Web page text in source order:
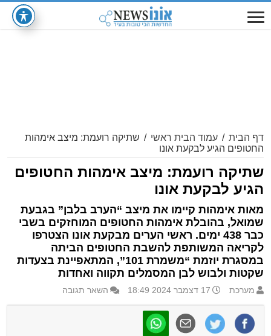
דף הבית / עמוד הבית ראשי / שתיקה רועמת: מיצב אימהות
החטופים הגיע לבקעת אונו
שתיקה רועמת: מיצב אימהות החטופים
הגיע לבקעת אונו
מאות אימהות קיימו את מיצב “הערב בלבן” בגבעת
שמואל, בהובלת אימהות החטופים המוחזקים בשבי
כבר 438 ימים. ראשי הערים מבקעת אונו הצטרפו
לקריאה המשותפת להשבת החטופים הביתה
במסגרת יוזמת “משמרת 101”, המתאפיינת בצעדות
שקטות ולבוש לבן המסמלים תקווה ואחדות
מערכת 17 דצמבר 2024 18:49 השאר תגובה